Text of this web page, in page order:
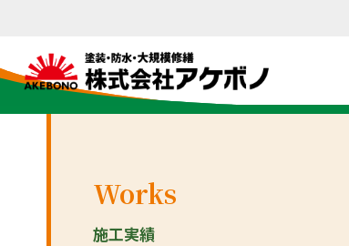
ス
キ
Works
施工実績